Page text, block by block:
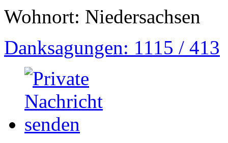
Wohnort: Niedersachsen
Danksagungen: 1115 / 413